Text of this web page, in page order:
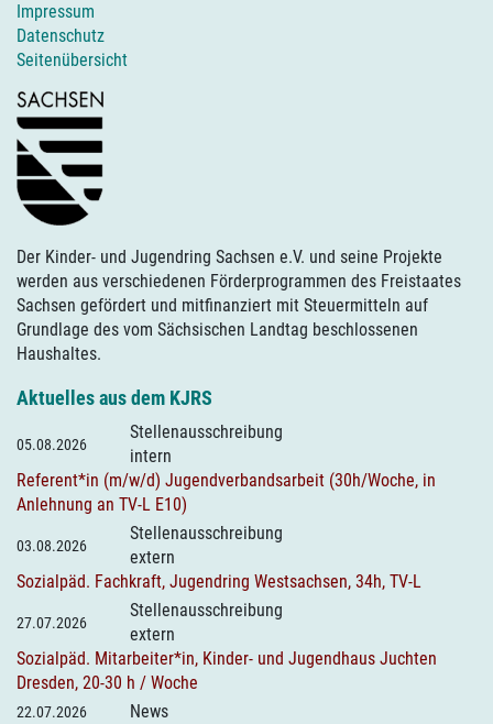
Impressum
Datenschutz
Seitenübersicht
Der Kinder- und Jugendring Sachsen e.V. und seine Projekte
werden aus verschiedenen Förderprogrammen des Freistaates
Sachsen gefördert und mitfinanziert mit Steuermitteln auf
Grundlage des vom Sächsischen Landtag beschlossenen
Haushaltes.
Aktuelles aus dem KJRS
05.08.2026
Stellenausschreibung
intern
Referent*in (m/w/d) Jugendverbandsarbeit (30h/Woche, in
Anlehnung an TV-L E10)
03.08.2026
Stellenausschreibung
extern
Sozialpäd. Fachkraft, Jugendring Westsachsen, 34h, TV-L
27.07.2026
Stellenausschreibung
extern
Sozialpäd. Mitarbeiter*in, Kinder- und Jugendhaus Juchten
Dresden, 20-30 h / Woche
22.07.2026 News